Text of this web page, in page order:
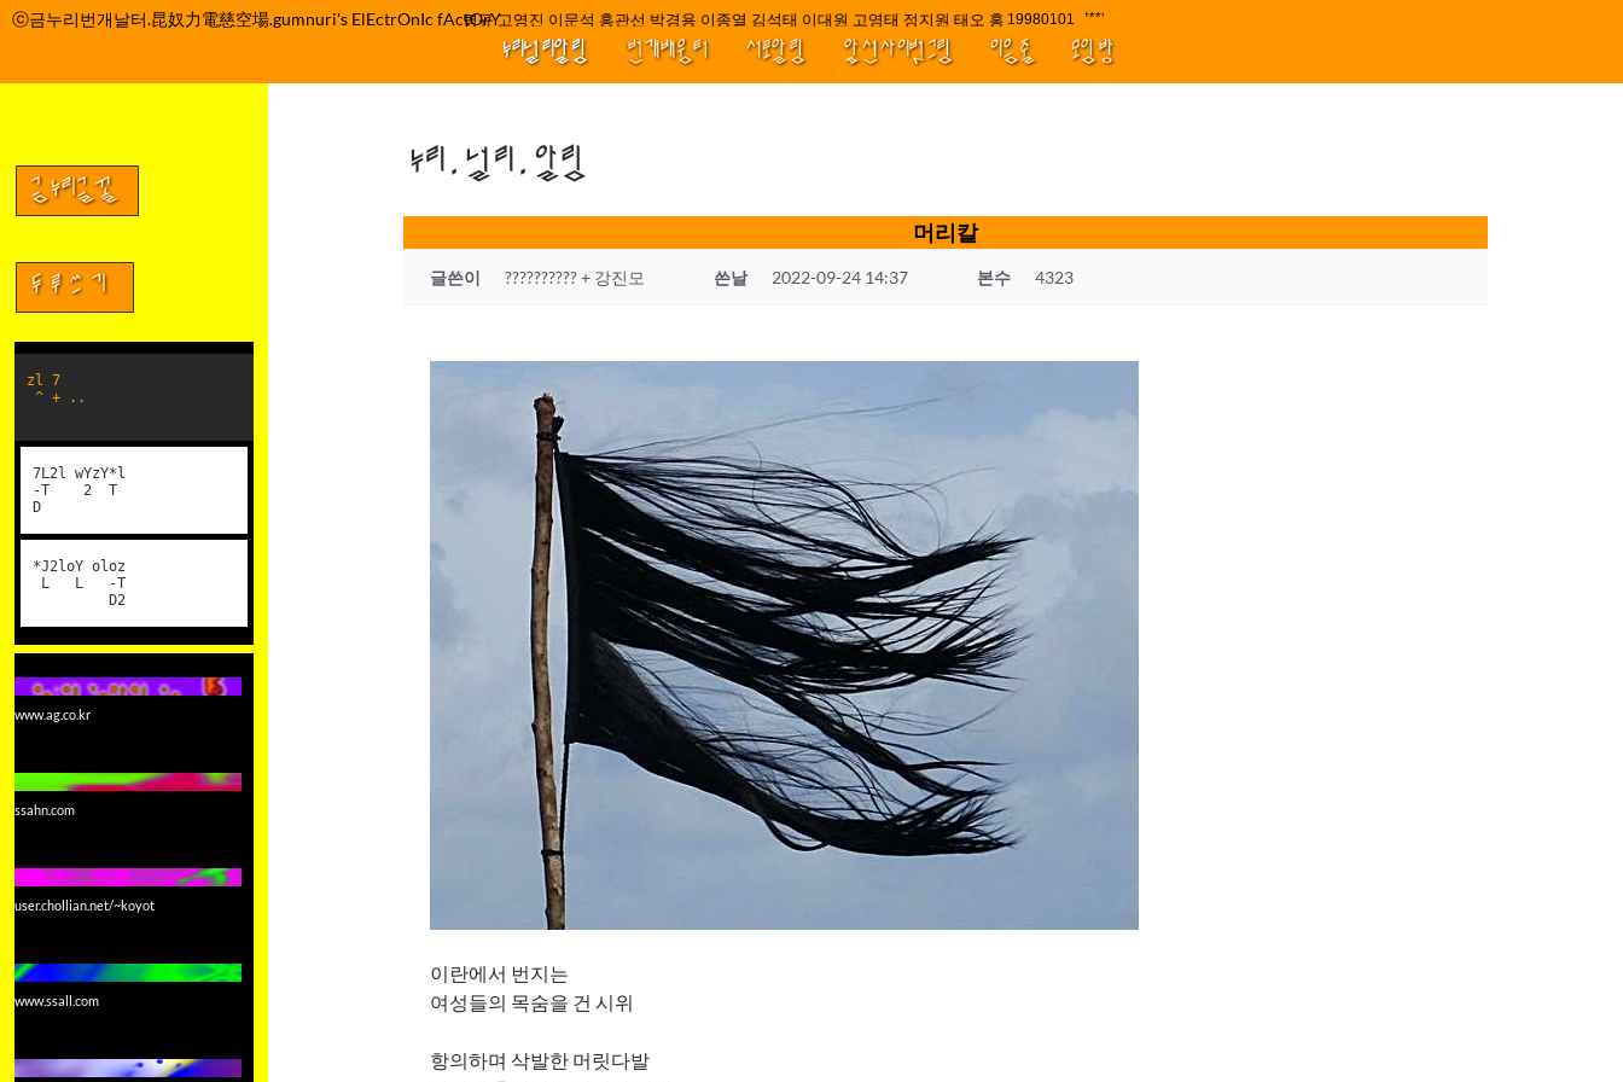
컨
기
ⓒ금누리번개날터.昆奴力電慈空場.gumnuri's ElEctrOnIc fActOrY박정관 조명규 고영진 이문석 홍관선 박경용 이종열 김석태 이대원 고영태 정지원 태오 홍 최윤호 백지원 김효정 금드레 임형모 양동열 안길재 김성태 이율 유성민 손윤희 이은미
19980101
////||||****||||
누리널리알림 번개배움터 서로알림 앞선사이벗그림 이음줄 모임방
누리.널리.알림
머리칼
글쓴이 ?????????? + 강진모 쓴날 2022-09-24 14:37 본수 4323
이란에서 번지는
여성들의 목숨을 건 시위
항의하며 삭발한 머릿다발
금누리글꼴
두루쓰기
zl 7
^ + ..
7L2l wYzY*l
-T 2 T
D
*J2loY oloz
L L -T
D2
www.ag.co.kr
ssahn.com
user.chollian.net/~koyot
www.ssall.com